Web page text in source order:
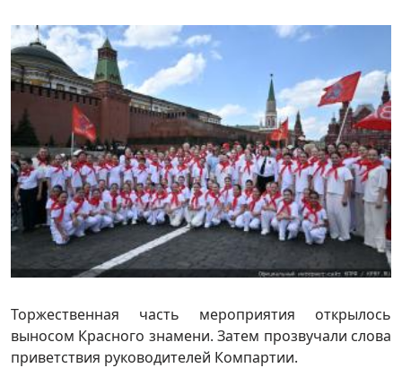
Торжественная часть мероприятия открылось
выносом Красного знамени. Затем прозвучали слова
приветствия руководителей Компартии.